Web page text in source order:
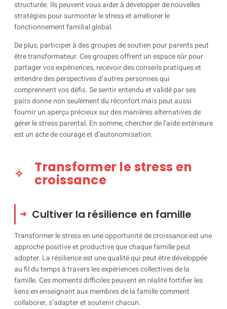
structurée. Ils peuvent vous aider à développer de nouvelles
stratégies pour surmonter le stress et améliorer le
fonctionnement familial global.
De plus, participer à des groupes de soutien pour parents peut
être transformateur. Ces groupes offrent un espace sûr pour
partager vos expériences, recevoir des conseils pratiques et
entendre des perspectives d’autres personnes qui
comprennent vos défis. Se sentir entendu et validé par ses
pairs donne non seulement du réconfort mais peut aussi
fournir un aperçu précieux sur des manières alternatives de
gérer le stress parental. En somme, chercher de l’aide extérieure
est un acte de courage et d’autonomisation.
Transformer le stress en
croissance
Cultiver la résilience en famille
Transformer le stress en une opportunité de croissance est une
approche positive et productive que chaque famille peut
adopter. La résilience est une qualité qui peut être développée
au fil du temps à travers les expériences collectives de la
famille. Ces moments difficiles peuvent en réalité fortifier les
liens en enseignant aux membres de la famille comment
collaborer, s’adapter et soutenir chacun.